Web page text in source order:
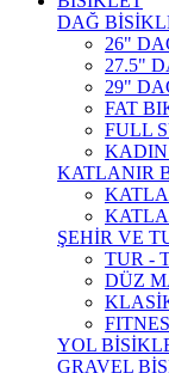
DAĞ
26"
27.5"
29"
FAT
FULL
KATLANIR
ŞEHİR VE
TUR -
DÜZ
YOL
GRAVEL